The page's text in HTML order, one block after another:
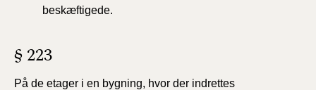
beskæftigede.
§ 223
På de etager i en bygning, hvor der indrettes